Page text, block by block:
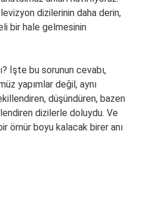
dizilerinin daha derin,
bir hale gelmesinin
İşte bu sorunun cevabı,
yapımlar değil, aynı
düşündüren, bazen
dizilerle doluydu. Ve
ömür boyu kalacak birer anı